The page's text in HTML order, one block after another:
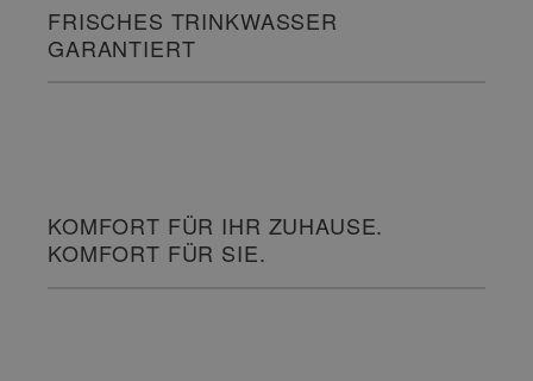
FRISCHES TRINKWASSER
GARANTIERT
KOMFORT FÜR IHR ZUHAUSE.
KOMFORT FÜR SIE.